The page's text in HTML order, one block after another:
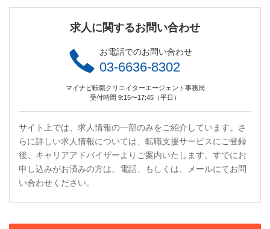
求人に関するお問い合わせ
お電話でのお問い合わせ
03-6636-8302
マイナビ転職クリエイターエージェント事務局
受付時間 9:15〜17:45（平日）
サイト上では、求人情報の一部のみをご紹介しています。さ
らに詳しい求人情報については、転職支援サービスにご登録
後、キャリアアドバイザーよりご案内いたします。すでにお
申し込みがお済みの方は、電話、もしくは、メールにてお問
い合わせください。